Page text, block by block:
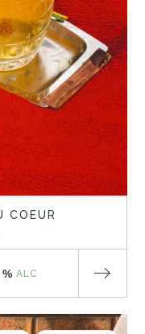
COEUR
ALC